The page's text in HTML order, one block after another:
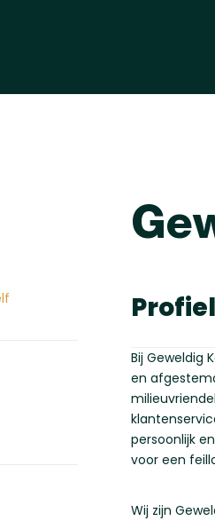
Profiel
Bij Geweldig
en
persoonlijk
voor een
Wij zijn